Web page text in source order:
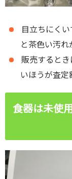
目立ちにく
と茶色い汚れ
販売すると
いほうが査定
食器は未使